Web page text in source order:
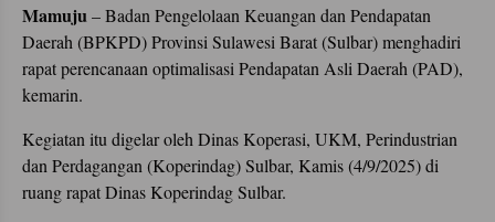
Mamuju– Badan Pengelolaan Keuangan dan Pendapatan
Daerah (BPKPD) Provinsi Sulawesi Barat (Sulbar) menghadiri
rapat perencanaan optimalisasi Pendapatan Asli Daerah (PAD),
kemarin.
Kegiatan itu digelar oleh Dinas Koperasi, UKM, Perindustrian
dan Perdagangan (Koperindag) Sulbar, Kamis (4/9/2025) di
ruang rapat Dinas Koperindag Sulbar.